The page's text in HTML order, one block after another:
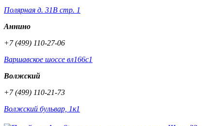
Полярная д. 31В стр. 1
Аннино
+7 (499) 110-27-06
Варшавское шоссе вл166с1
Волжский
+7 (499) 110-21-73
Волжский бульвар, 1к1